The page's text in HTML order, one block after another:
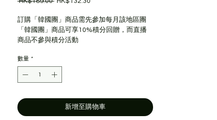
價
格
價
格
訂購「韓國團」商品需先參加每月該地區團
「韓國團」商品可享10%積分回贈，而直播
商品不參與積分活動
數量 *
新增至購物車